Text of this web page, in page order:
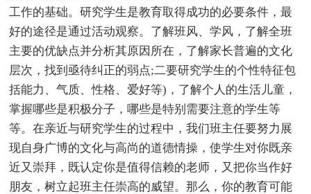
工作的基础。研究学生是教育取得成功的必要条件，最
好的途径是通过活动观察。了解班风、学风，了解全班
主要的优缺点并分析其原因所在，了解家长普遍的文化
层次，找到亟待纠正的弱点;二要研究学生的个性特征包
括能力、气质、性格、爱好等)，了解个人的生活儿童，
掌握哪些是积极分子，哪些是特别需要注意的学生等
等。在亲近与研究学生的过程中，我们班主任要努力展
现自身广博的文化与高尚的道德情操，使学生对你既亲
近又崇拜，既认定你是值得信赖的老师，又把你当作好
朋友，树立起班主任崇高的威望。那么，你的教育可能